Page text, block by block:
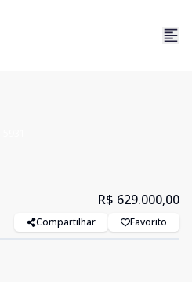
R$ 629.000,00
Compartilhar Favorito